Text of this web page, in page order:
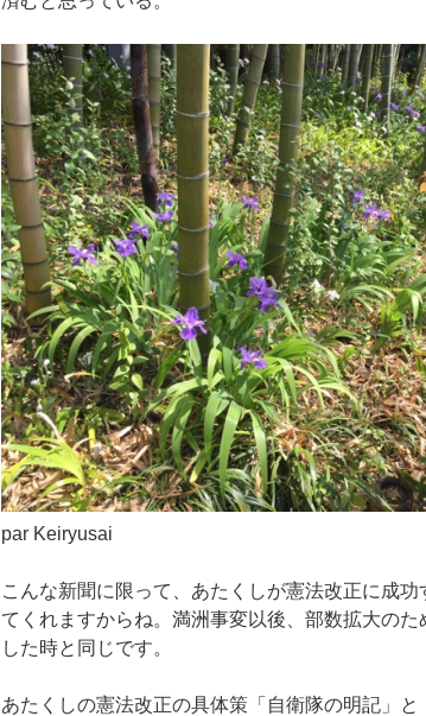
par Keiryusai
こんな新聞に限って、あたくしが憲法改正に成功
てくれますからね。満洲事変以後、部数拡大の
した時と同じです。
あたくしの憲法改正の具体策「自衛隊の明記」と